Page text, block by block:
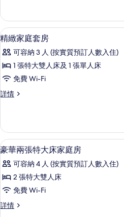
人
房
的
相
片
房
詳
情
載
入
所
有
精
緻
庭
套
房
的
相
片
5
精緻家庭套房
可容納 3 人 (按實質預訂人數入住)
1 張特大雙人床及 1 張單人床
免費 Wi-Fi
詳情
精
套
房
詳
載
入
所
有
豪
華
4
豪華兩張特大床家庭房
可容納 4 人 (按實質預訂人數入住)
2 張特大雙人床
免費 Wi-Fi
詳情
豪